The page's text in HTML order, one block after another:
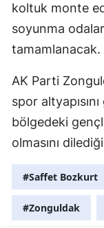
koltuk monte
soyunma
tamamlanacak.
AK Parti
spor
bölgedeki
olmasını
#Saffet Bozkurt
#Zonguldak